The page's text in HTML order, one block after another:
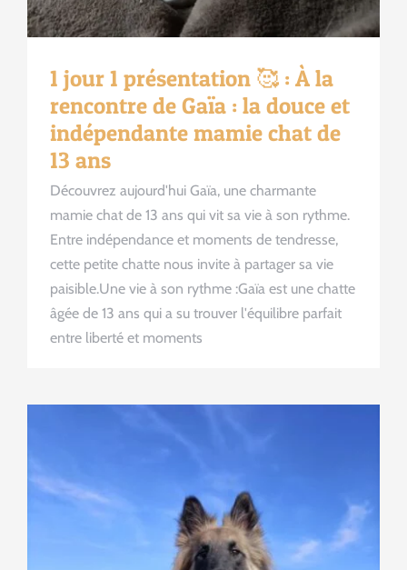
1 jour 1 présentation 🥰 : À la
rencontre de Gaïa : la douce et
indépendante mamie chat de
13 ans
Découvrez aujourd'hui Gaïa, une charmante
mamie chat de 13 ans qui vit sa vie à son rythme.
Entre indépendance et moments de tendresse,
cette petite chatte nous invite à partager sa vie
paisible.Une vie à son rythme :Gaïa est une chatte
âgée de 13 ans qui a su trouver l'équilibre parfait
entre liberté et moments